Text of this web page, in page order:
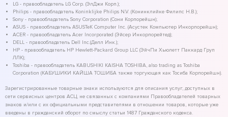
LG - правообладатель LG Corp. (ЭлДжи Корп.);
Philips - правообладатель Koninklijke Philips N.V. (Конинклийке Филипс Н.В.);
Sony - правообладатель Sony Corporation (Сони Корпорейшн);
ASUS - правообладатель ASUSTeK Computer Inc. (Асустек Компьютер Инкорпорейшн);
ACER - правообладатель Acer Incorporated (Эйсер Инкорпорейтед);
DELL - правообладатель Dell Inc.(Делл Инк.);
HP - правообладатель HP Hewlett-Packard Group LLC (ЭйчПи Хьюлетт Паккард Груп
ЛЛК);
Toshiba - правообладатель KABUSHIKI KAISHA TOSHIBA, also trading as Toshiba
Corporation (КАБУШИКИ КАЙША ТОШИБА также торгующая как Тосиба Корпорейшн).
Зарегистрированные товарные знаки используются для описания услуг, доступных в
сети сервисных центров АСЦ, не связанных с компаниями Правообладателей товарных
знаков и/или с их официальными представителями в отношении товаров, которые уже
введены в гражданский оборот по смыслу статьи 1487 Гражданского кодекса.